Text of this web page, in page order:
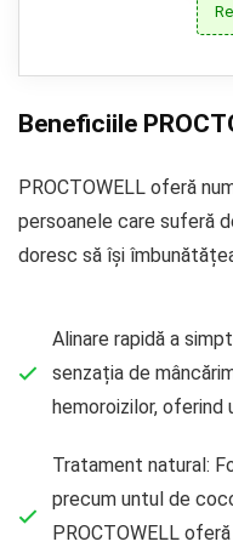
Beneficiile
PROCTOWELL oferă
persoanele care suferă
doresc să își
Alinare rapidă a
senzația de
hemoroizilor,
Tratament natural:
precum untul de
PROCTOWELL